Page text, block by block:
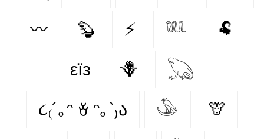
〰️ 🦫 ⚡ 𓆚 🐏
εїз 🪻 𓆏
૮₍´｡ᵔ ꈊ ᵔ｡`₎ა 𓅇 🦒